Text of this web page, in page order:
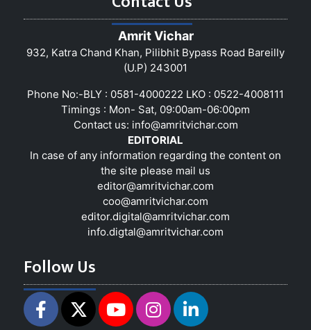
Amrit Vichar
932, Katra Chand Khan, Pilibhit Bypass Road Bareilly
(U.P) 243001
Phone No:-BLY : 0581-4000222 LKO : 0522-4008111
Timings : Mon- Sat, 09:00am-06:00pm
Contact us: info@amritvichar.com
EDITORIAL
In case of any information regarding the content on
the site please mail us
editor@amritvichar.com
coo@amritvichar.com
editor.digital@amritvichar.com
info.digtal@amritvichar.com
Follow Us